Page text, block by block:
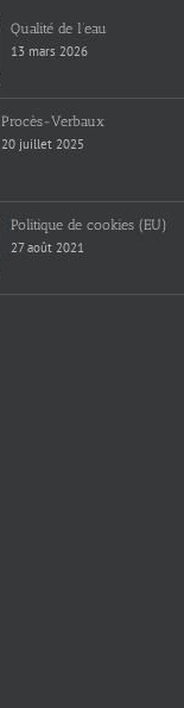
Qualité de l’eau
13 mars 2026
Procès-Verbaux
20 juillet 2025
Politique de cookies (EU)
27 août 2021